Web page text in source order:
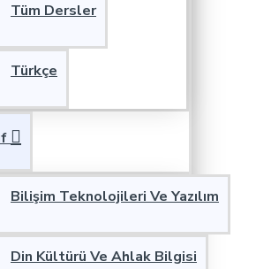
Tüm Dersler
Türkçe
Bilişim Teknolojileri Ve Yazılım
Din Kültürü Ve Ahlak Bilgisi